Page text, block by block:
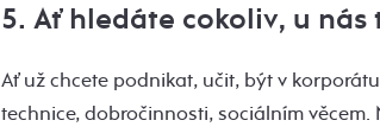
5. Ať hledáte cokoliv, u
Ať už chcete podnikat, učit, být v
technice, dobročinnosti, sociálním